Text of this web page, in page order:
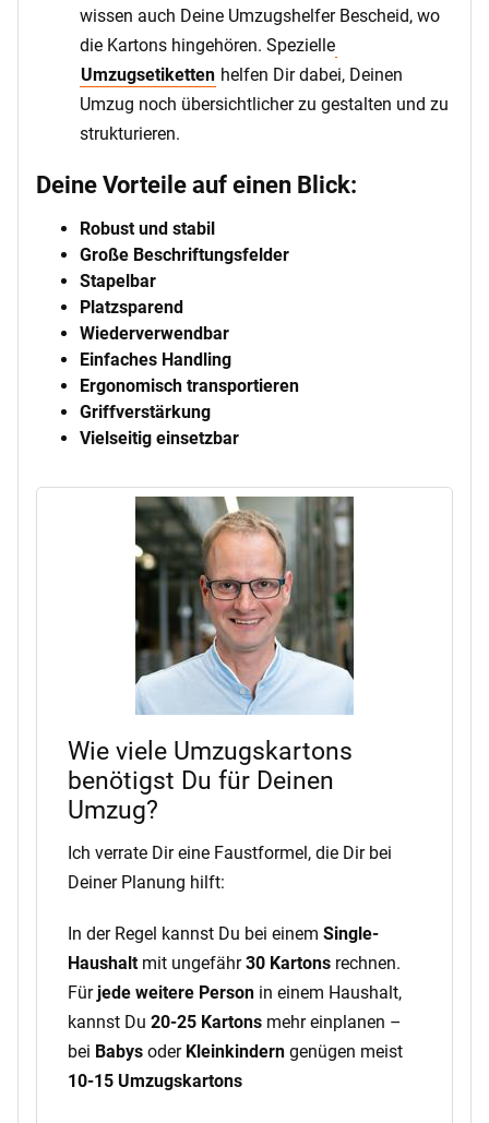
wissen auch Deine Umzugshelfer Bescheid, wo
die Kartons hingehören. Spezielle
Umzugsetiketten helfen Dir dabei, Deinen
Umzug noch übersichtlicher zu gestalten und zu
strukturieren.
Deine Vorteile auf einen Blick:
Robust und stabil
Große Beschriftungsfelder
Stapelbar
Platzsparend
Wiederverwendbar
Einfaches Handling
Ergonomisch transportieren
Griffverstärkung
Vielseitig einsetzbar
Wie viele Umzugskartons
benötigst Du für Deinen
Umzug?
Ich verrate Dir eine Faustformel, die Dir bei
Deiner Planung hilft:
In der Regel kannst Du bei einem Single-
Haushaltmit ungefähr30 Kartons rechnen.
Fürjede weitere Person in einem Haushalt,
kannst Du 20-25 Kartons mehr einplanen –
bei Babys oder Kleinkindern genügen meist
10-15 Umzugskartons